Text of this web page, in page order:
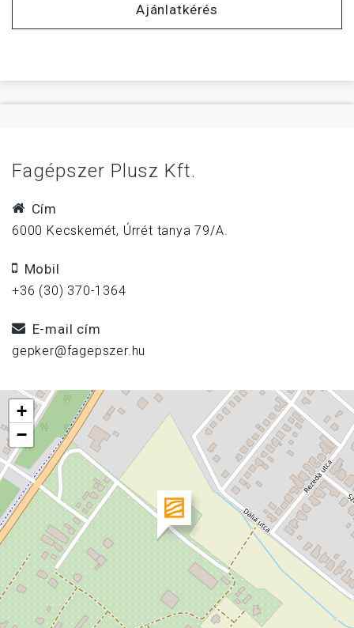
Ajánlatkérés
Fagépszer Plusz Kft.
Cím
6000 Kecskemét, Úrrét tanya 79/A.
Mobil
+36 (30) 370-1364
E-mail cím
gepker@fagepszer.hu
+
−